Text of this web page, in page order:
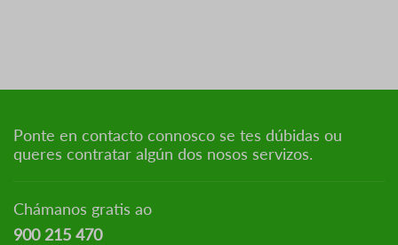
Ponte en contacto connosco se tes dúbidas ou
queres contratar algún dos nosos servizos.
Chámanos gratis ao
900 215 470